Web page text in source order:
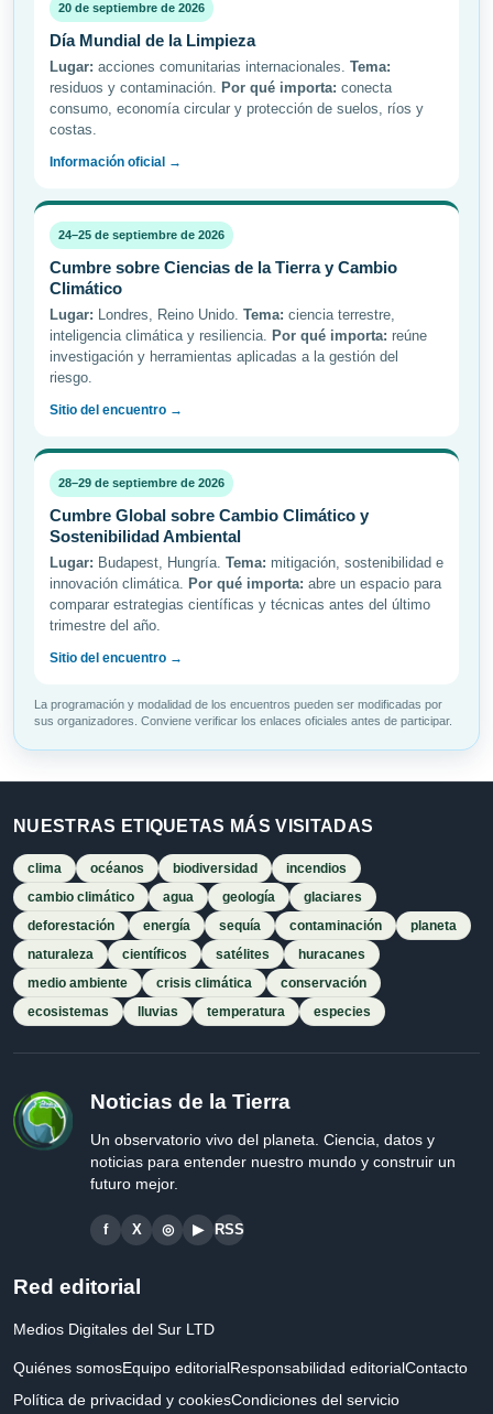
20 de septiembre de 2026
Día Mundial de la Limpieza
Lugar: acciones comunitarias internacionales. Tema:
residuos y contaminación. Por qué importa: conecta
consumo, economía circular y protección de suelos, ríos y
costas.
Información oficial →
24–25 de septiembre de 2026
Cumbre sobre Ciencias de la Tierra y Cambio
Climático
Lugar: Londres, Reino Unido. Tema: ciencia terrestre,
inteligencia climática y resiliencia. Por qué importa: reúne
investigación y herramientas aplicadas a la gestión del
riesgo.
Sitio del encuentro →
28–29 de septiembre de 2026
Cumbre Global sobre Cambio Climático y
Sostenibilidad Ambiental
Lugar: Budapest, Hungría. Tema: mitigación, sostenibilidad e
innovación climática. Por qué importa: abre un espacio para
comparar estrategias científicas y técnicas antes del último
trimestre del año.
Sitio del encuentro →
La programación y modalidad de los encuentros pueden ser modificadas por
sus organizadores. Conviene verificar los enlaces oficiales antes de participar.
NUESTRAS ETIQUETAS MÁS VISITADAS
clima océanos biodiversidad
incendios
cambio climático
agua geología
glaciares
deforestación
energía sequía contaminación
planeta
naturaleza
científicos satélites
huracanes
medio ambiente
crisis climática
conservación
ecosistemas
lluvias temperatura especies
Noticias de la Tierra
Un observatorio vivo del planeta. Ciencia, datos y
noticias para entender nuestro mundo y construir un
futuro mejor.
f X ◎ ▶ RSS
Red editorial
Medios Digitales del Sur LTD
Quiénes somosEquipo editorialResponsabilidad editorialContacto
Política de privacidad y cookiesCondiciones del servicio